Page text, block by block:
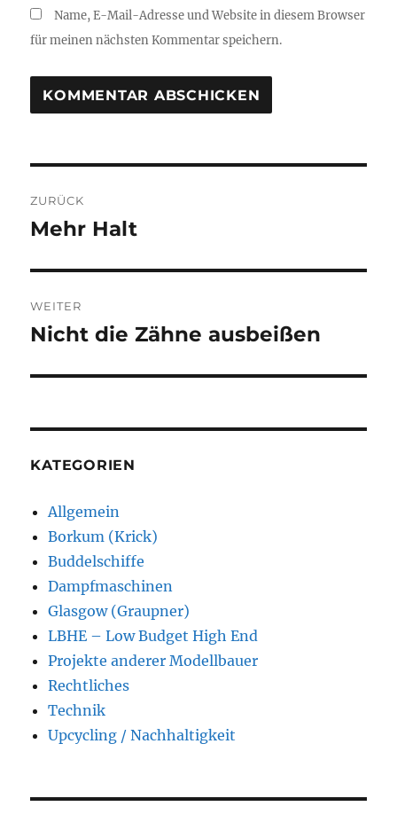
Name, E-Mail-Adresse und Website in diesem Browser
für meinen nächsten Kommentar speichern.
ZURÜCK
Vorheriger
Mehr Halt
WEITER
Nächster
Nicht die Zähne ausbeißen
KATEGORIEN
Allgemein
Borkum (Krick)
Buddelschiffe
Dampfmaschinen
Glasgow (Graupner)
LBHE – Low Budget High End
Projekte anderer Modellbauer
Rechtliches
Technik
Upcycling / Nachhaltigkeit